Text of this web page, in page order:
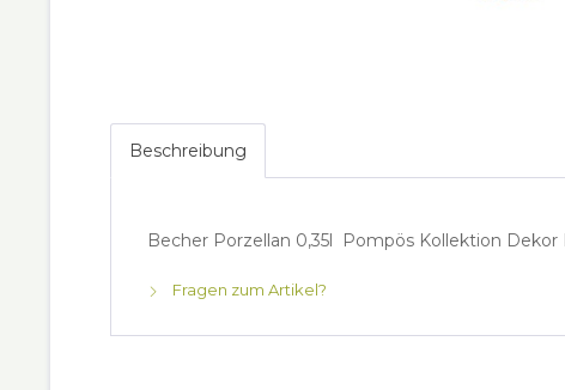
Beschreibung
Becher Porzellan 0,35l Pompös Kollektion Dekor
Fragen zum Artikel?